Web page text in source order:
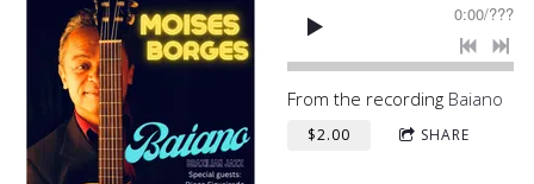
0:00/???
From the recording Baiano
$2.00 SHARE